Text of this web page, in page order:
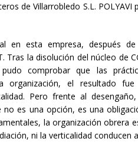
de Villarrobledo S.L. POLYAVI
en esta empresa, después
Tras la disolución del núcleo de
comprobar que las
organización, el resultado
Pero frente al
es una opción, es una
la organización obrera
ni la verticalidad conducen